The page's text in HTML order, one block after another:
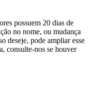
possuem 20 dias de
no nome, ou mudança
deseje, pode ampliar esse
consulte-nos se houver